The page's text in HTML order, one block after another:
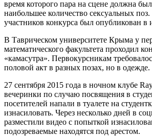
время которого пара на сцене должна
наибольшее количество сексуальных
участников конкурса был опубликован в
В Таврическом университете Крыма у
математического факультета проходил
«камасутра». Первокурсникам
половой акт в разных позах, но в одежде.
27 сентября 2015 года в ночном клубе
вечеринки по случаю посвящения в
посетителей напали в туалете на
изнасиловать. Через несколько дней в
разместили видео с попыткой
подозреваемые находятся под арестом.